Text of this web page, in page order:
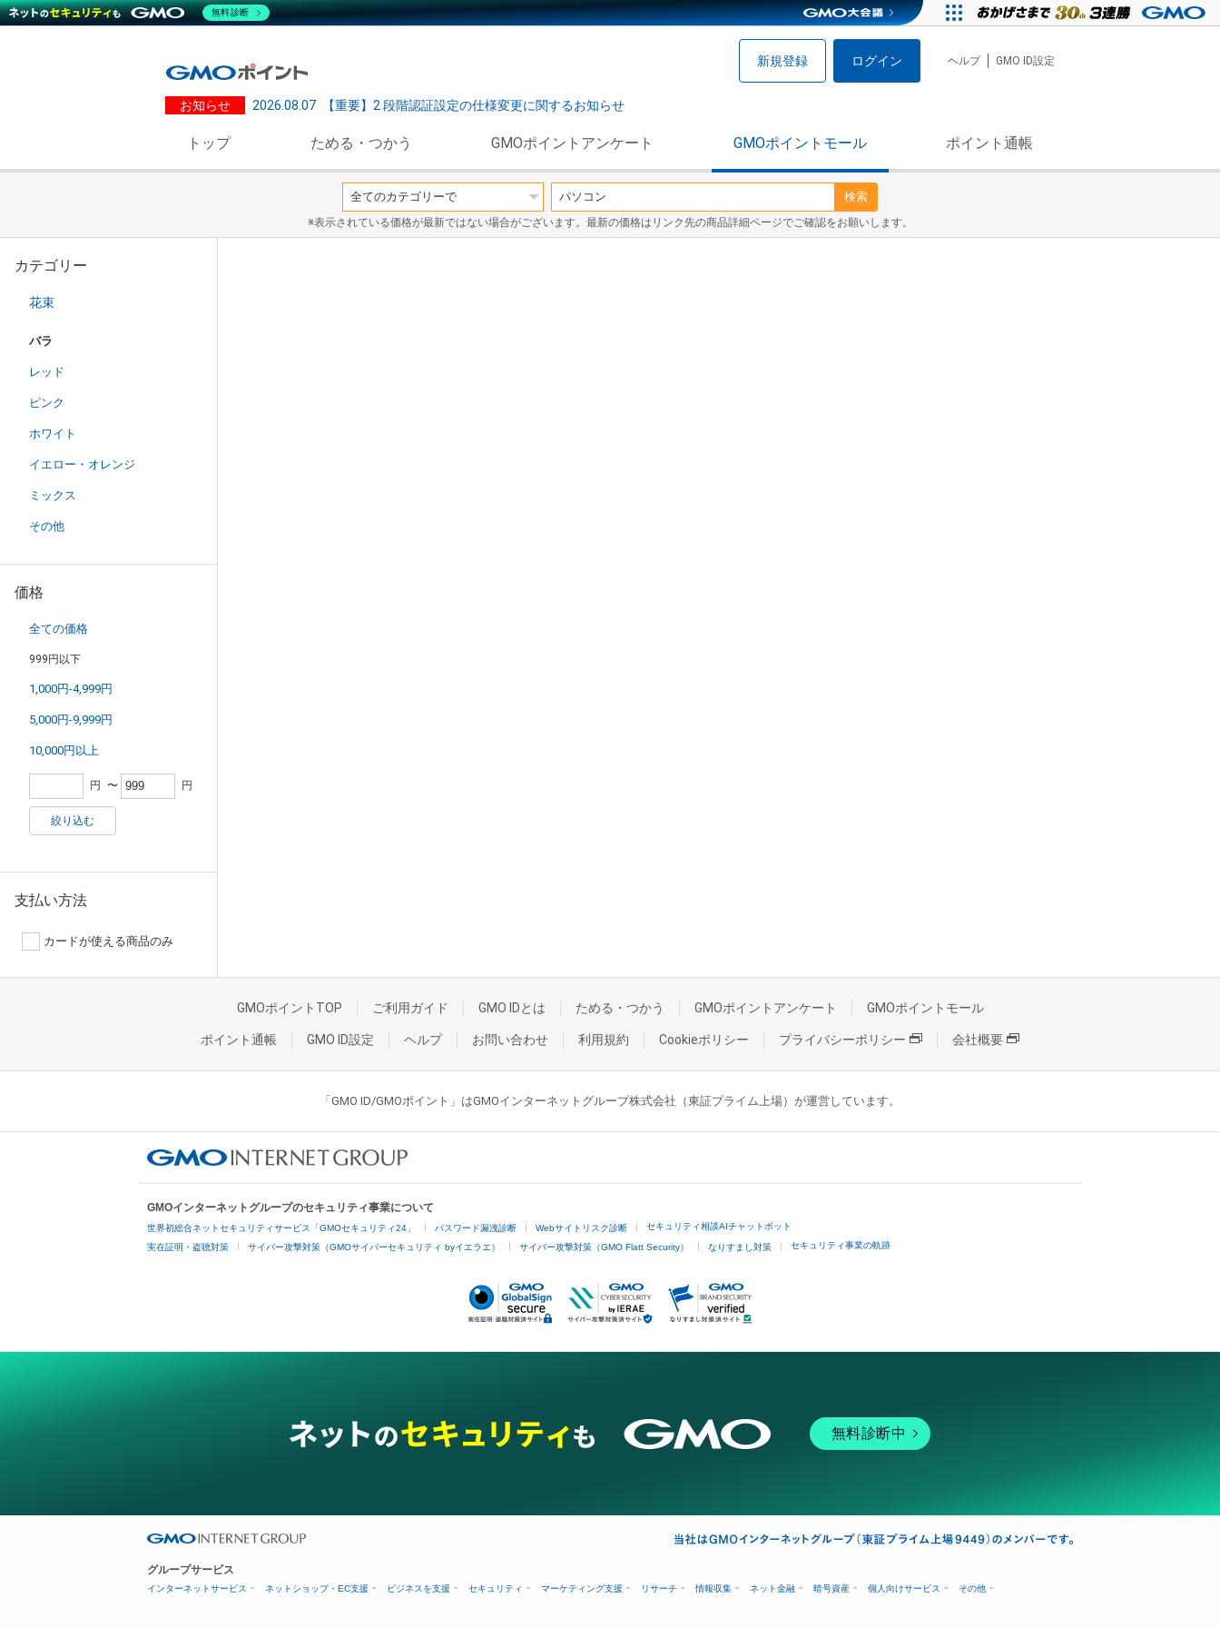
新規登録 ログイン ヘルプ GMO ID設定
お知らせ 2026.08.07 【重要】2 段階認証設定の仕様変更に関するお知らせ
トップ ためる・つかう GMOポイントアンケート GMOポイントモール ポイント通帳
検索
※表示されている価格が最新ではない場合がございます。最新の価格はリンク先の商品詳細ページでご確認をお願いします。
カテゴリー
花束
バラ
レッド
ピンク
ホワイト
イエロー・オレンジ
ミックス
その他
価格
全ての価格
999円以下
1,000円-4,999円
5,000円-9,999円
10,000円以上
円 〜 円
絞り込む
支払い方法
カードが使える商品のみ
GMOポイントTOP ご利用ガイド GMO IDとは ためる・つかう GMOポイントアンケート GMOポイントモール
ポイント通帳 GMO ID設定 ヘルプ お問い合わせ 利用規約 Cookieポリシー プライバシーポリシー 会社概要
「GMO ID/GMOポイント」はGMOインターネットグループ株式会社（東証プライム上場）が運営しています。
GMOインターネットグループのセキュリティ事業について
世界初総合ネットセキュリティサービス「GMOセキュリティ24」 パスワード漏洩診断 Webサイトリスク診断 セキュリティ相談AIチャットボット
実在証明・盗聴対策 サイバー攻撃対策（GMOサイバーセキュリティ byイエラエ） サイバー攻撃対策（GMO Flatt Security） なりすまし対策 セキュリティ事業の軌跡
無料診断中
グループサービス
インターネットサービス ネットショップ・EC支援 ビジネスを支援 セキュリティ マーケティング支援 リサーチ 情報収集 ネット金融 暗号資産 個人向けサービス その他
無料診断